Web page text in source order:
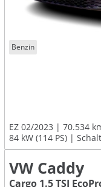
Benzin
EZ 02/2023
70.534
84 kW (114 PS)
VW Caddy
Cargo 1.5 TSI